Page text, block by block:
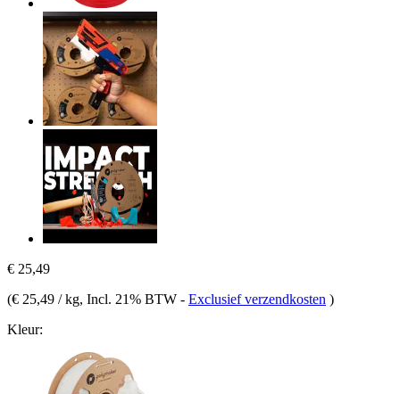
€ 25,49
(€ 25,49 / kg, Incl. 21% BTW - Exclusief verzendkosten )
Kleur: